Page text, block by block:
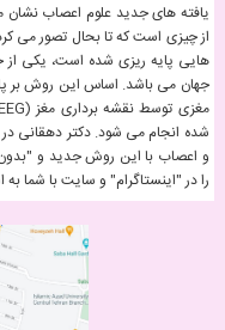
یافته های جدید علوم اعصاب نشان
از چیزی است که تا بحال تصور می
هایی پایه ریزی شده است، یکی از
جهان می باشد. اساس این روش بر
شده انجام می شود. دکتر دهقانی
و اعصاب با این روش جدید و "بدون
را در "اینستاگرام" و سایت با شما